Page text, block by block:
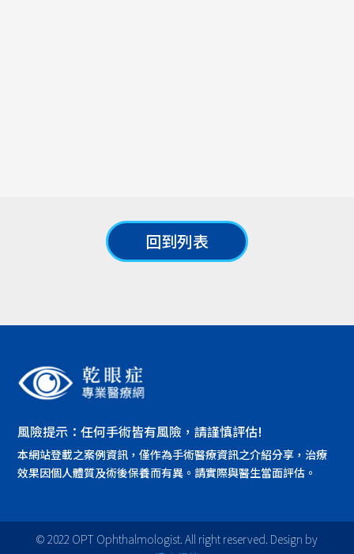
回到列表
風險提示：任何手術皆有風險，請謹慎評估!
本網站登載之案例資訊，僅作為手術醫療資訊之介紹分享，治療
效果因個人體質及術後保養而有異。請實際與醫生當面評估。
© 2022 OPT Ophthalmologist. All right reserved. Design by